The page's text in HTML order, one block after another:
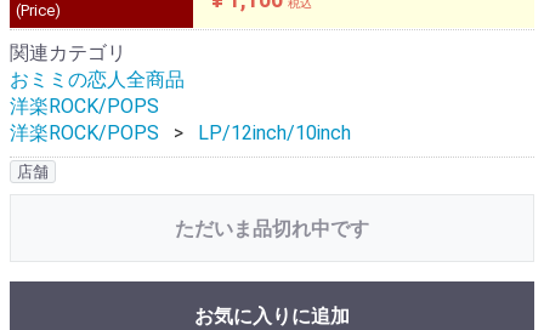
(Price)
税込
関連カテゴリ
おミミの恋人全商品
洋楽ROCK/POPS
洋楽ROCK/POPS
LP/12inch/10inch
店舗
ただいま品切れ中です
お気に入りに追加